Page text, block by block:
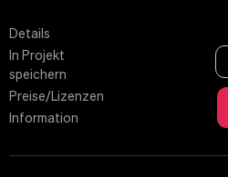
Details
In Projekt
speichern
Preise/Lizenzen
Information